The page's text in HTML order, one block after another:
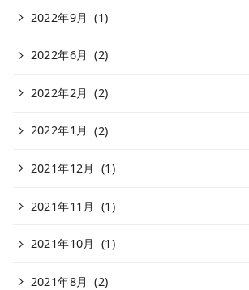
2022年9月 (1)
2022年6月 (2)
2022年2月 (2)
2022年1月 (2)
2021年12月 (1)
2021年11月 (1)
2021年10月 (1)
2021年8月 (2)